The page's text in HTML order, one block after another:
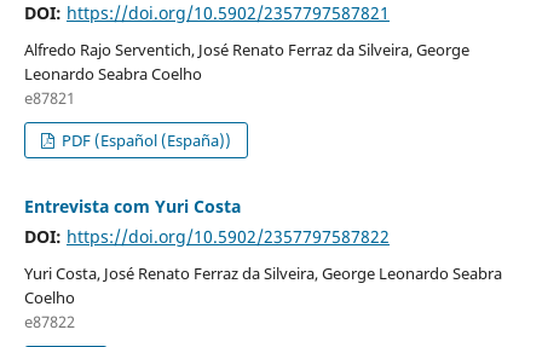
DOI: https://doi.org/10.5902/2357797587821
Alfredo Rajo Serventich, José Renato Ferraz da Silveira, George
Leonardo Seabra Coelho
e87821
PDF (Español (España))
Entrevista com Yuri Costa
DOI: https://doi.org/10.5902/2357797587822
Yuri Costa, José Renato Ferraz da Silveira, George Leonardo Seabra
Coelho
e87822